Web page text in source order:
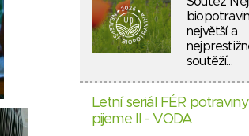
největší a
soutěží…
Letní seriál FÉR
pijeme II - VODA